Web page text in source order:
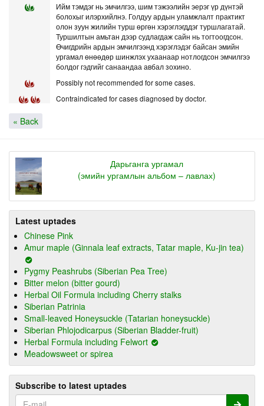
Ийм тэмдэг нь эмчилгээ, шим тэжээлийн эерэг үр дүнтэй
болохыг илэрхийлнэ. Голдуу ардын уламжлалт практикт
олон зуун жилийн турш өргөн хэрэглэгддэг туршлагатай.
Туршилтын амьтан дээр судлагдаж сайн нь тогтоогдсон.
Өчигдрийн ардын эмчилгээнд хэрэглэдэг байсан эмийн
ургамал өнөөдөр шинжлэх ухаанаар нотлогдсон эмчилгээ
болдог гэдгийг санаандаа авбал зохино.
Possibly not recommended for some cases.
Contraindicated for cases diagnosed by doctor.
« Back
Дарьганга ургамал
(эмийн ургамлын альбом – лавлах)
Latest uptades
Chinese Pink
Amur maple (Ginnala leaf extracts, Tatar maple, Ku-jin tea)
Pygmy Peashrubs (Siberian Pea Tree)
Bitter melon (bitter gourd)
Herbal Oil Formula including Cherry stalks
Siberian Patrinia
Small-leaved Honeysuckle (Tatarian honeysuckle)
Siberian Phlojodicarpus (Siberian Bladder-fruit)
Herbal Formula including Felwort
Meadowsweet or spirea
Subscribe to latest uptades